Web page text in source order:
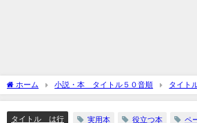
ホーム 小説・本 タイトル５０音順 タイト
すめしたい本。生姜レシピ、エクササイズ、入浴で冷
タイトル は行
実用本 役立つ本 ペ